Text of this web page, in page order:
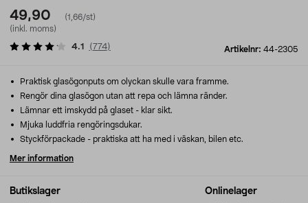
49,90
(1,66/st)
(inkl. moms)
Artikelnr: 44-2305
4.1 (774)
Butikslager Onlinelager
Praktisk glasögonputs om olyckan skulle vara framme.
Rengör dina glasögon utan att repa och lämna ränder.
Lämnar ett imskydd på glaset - klar sikt.
Mjuka luddfria rengöringsdukar.
Styckförpackade - praktiska att ha med i väskan, bilen etc.
Mer information